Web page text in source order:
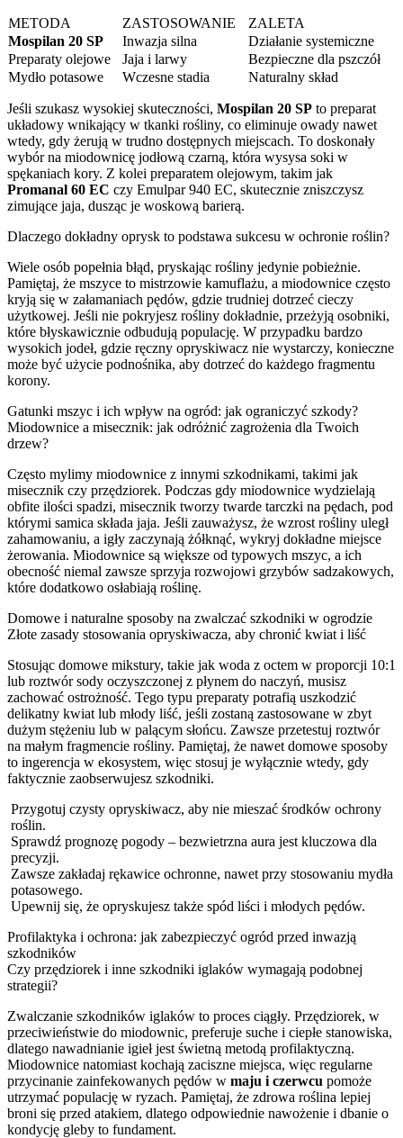
METODA ZASTOSOWANIE
ZALETA
Mospilan 20 SP
Inwazja silna
Działanie systemiczne
Preparaty olejowe
Jaja i larwy
Bezpieczne dla pszczół
Mydło potasowe
Wczesne stadia Naturalny skład
Jeśli szukasz wysokiej skuteczności, Mospilan 20 SP to preparat
układowy wnikający w tkanki rośliny, co eliminuje owady nawet
wtedy, gdy żerują w trudno dostępnych miejscach. To doskonały
wybór na miodownicę jodłową czarną, która wysysa soki w
spękaniach kory. Z kolei preparatem olejowym, takim jak
Promanal 60 EC czy Emulpar 940 EC, skutecznie zniszczysz
zimujące jaja, dusząc je woskową barierą.
Dlaczego dokładny oprysk to podstawa sukcesu w ochronie roślin?
Wiele osób popełnia błąd, pryskając rośliny jedynie pobieżnie.
Pamiętaj, że mszyce to mistrzowie kamuflażu, a miodownice często
kryją się w załamaniach pędów, gdzie trudniej dotrzeć cieczy
użytkowej. Jeśli nie pokryjesz rośliny dokładnie, przeżyją osobniki,
które błyskawicznie odbudują populację. W przypadku bardzo
wysokich jodeł, gdzie ręczny opryskiwacz nie wystarczy, konieczne
może być użycie podnośnika, aby dotrzeć do każdego fragmentu
korony.
Gatunki mszyc i ich wpływ na ogród: jak ograniczyć szkody?
Miodownice a misecznik: jak odróżnić zagrożenia dla Twoich
drzew?
Często mylimy miodownice z innymi szkodnikami, takimi jak
misecznik czy przędziorek. Podczas gdy miodownice wydzielają
obfite ilości spadzi, misecznik tworzy twarde tarczki na pędach, pod
którymi samica składa jaja. Jeśli zauważysz, że wzrost rośliny uległ
zahamowaniu, a igły zaczynają żółknąć, wykryj dokładne miejsce
żerowania. Miodownice są większe od typowych mszyc, a ich
obecność niemal zawsze sprzyja rozwojowi grzybów sadzakowych,
które dodatkowo osłabiają roślinę.
Domowe i naturalne sposoby na zwalczać szkodniki w ogrodzie
Złote zasady stosowania opryskiwacza, aby chronić kwiat i liść
Stosując domowe mikstury, takie jak woda z octem w proporcji 10:1
lub roztwór sody oczyszczonej z płynem do naczyń, musisz
zachować ostrożność. Tego typu preparaty potrafią uszkodzić
delikatny kwiat lub młody liść, jeśli zostaną zastosowane w zbyt
dużym stężeniu lub w palącym słońcu. Zawsze przetestuj roztwór
na małym fragmencie rośliny. Pamiętaj, że nawet domowe sposoby
to ingerencja w ekosystem, więc stosuj je wyłącznie wtedy, gdy
faktycznie zaobserwujesz szkodniki.
Przygotuj czysty opryskiwacz, aby nie mieszać środków ochrony
roślin.
Sprawdź prognozę pogody – bezwietrzna aura jest kluczowa dla
precyzji.
Zawsze zakładaj rękawice ochronne, nawet przy stosowaniu mydła
potasowego.
Upewnij się, że opryskujesz także spód liści i młodych pędów.
Profilaktyka i ochrona: jak zabezpieczyć ogród przed inwazją
szkodników
Czy przędziorek i inne szkodniki iglaków wymagają podobnej
strategii?
Zwalczanie szkodników iglaków to proces ciągły. Przędziorek, w
przeciwieństwie do miodownic, preferuje suche i ciepłe stanowiska,
dlatego nawadnianie igieł jest świetną metodą profilaktyczną.
Miodownice natomiast kochają zaciszne miejsca, więc regularne
przycinanie zainfekowanych pędów w maju i czerwcu pomoże
utrzymać populację w ryzach. Pamiętaj, że zdrowa roślina lepiej
broni się przed atakiem, dlatego odpowiednie nawożenie i dbanie o
kondycję gleby to fundament.